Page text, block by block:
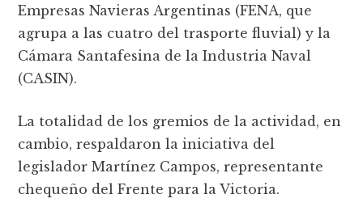
Empresas Navieras Argentinas (FENA, que
agrupa a las cuatro del trasporte fluvial) y la
Cámara Santafesina de la Industria Naval
(CASIN).
La totalidad de los gremios de la actividad, en
cambio, respaldaron la iniciativa del
legislador Martínez Campos, representante
chequeño del Frente para la Victoria.